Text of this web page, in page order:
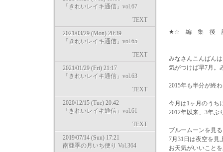
「きれいレイキ通信」vol.67
TEXT
2021/03/29 (Mon) 20:39
「きれいレイキ通信」vol.65
TEXT
2021/01/29 (Fri) 21:17
「きれいレイキ通信」vol.63
TEXT
2020/12/15 (Tue) 20:42
「きれいレイキ通信」vol.61
TEXT
2019/07/14 (Sun) 17:21
南亜季の月いち便り Vol.364
★☆ 編 集 後
みなさんこんばん
気がつけば早7月。
2015年も半分が終
今月は1ヶ月のうち
2012年以来、3年
ブルームーンを見
7月31日は夜空を見
お天気がいいこと